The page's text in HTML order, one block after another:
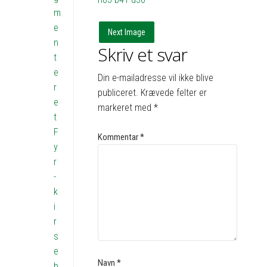
Next Image
Skriv et svar
Din e-mailadresse vil ikke blive
publiceret. Krævede felter er
markeret med*
Kommentar*
Navn*
m
e
n
t
e
r
e
t
F
y
r
-
k
i
r
s
e